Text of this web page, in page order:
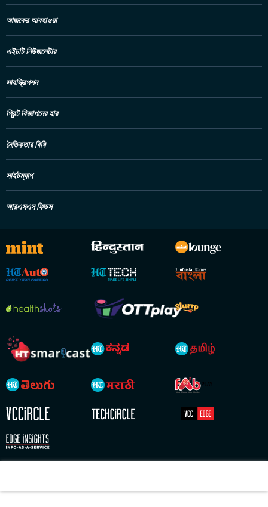
আজকের আবহাওয়া
এইচটি নিউজলেটার
সাবস্ক্রিপশন
প্রিন্ট বিজ্ঞাপনের হার
নৈতিকতার বিধি
সাইটম্যাপ
আরএসএস ফিডস